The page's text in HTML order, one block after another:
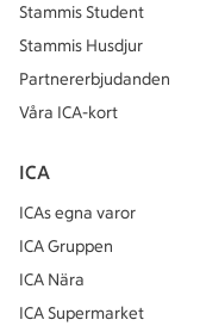
Stammis Student
Stammis Husdjur
Partnererbjudanden
Våra ICA-kort
ICA
ICAs egna varor
ICA Gruppen
ICA Nära
ICA Supermarket